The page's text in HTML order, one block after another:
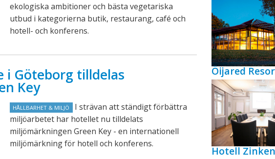
ekologiska ambitioner och bästa vegetariska
utbud i kategorierna butik, restaurang, café och
hotell- och konferens.
i Göteborg tilldelas
Key
HÅLLBARHET & MILJÖ
I strävan att ständigt förbättra
miljöarbetet har hotellet nu tilldelats
miljömärkningen Green Key - en internationell
miljömärkning för hotell och konferens.
Öijared
Hotell